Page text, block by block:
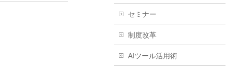
セミナー
制度改革
AIツール活用術